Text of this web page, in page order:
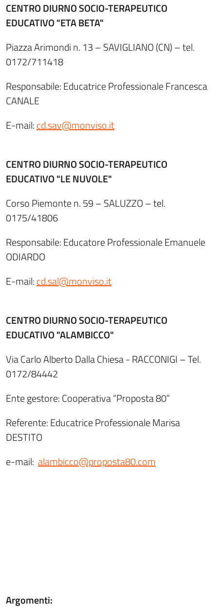
CENTRO DIURNO SOCIO-TERAPEUTICO
EDUCATIVO "ETA BETA"
Piazza Arimondi n. 13 – SAVIGLIANO (CN) – tel.
0172/711418
Responsabile: Educatrice Professionale Francesca
CANALE
E-mail:cd.sav@monviso.it
CENTRO DIURNO SOCIO-TERAPEUTICO
EDUCATIVO "LE NUVOLE"
Corso Piemonte n. 59 – SALUZZO – tel.
0175/41806
Responsabile: Educatore Professionale Emanuele
ODIARDO
E-mail:cd.sal@monviso.it
CENTRO DIURNO SOCIO-TERAPEUTICO
EDUCATIVO "ALAMBICCO"
Via Carlo Alberto Dalla Chiesa - RACCONIGI – Tel.
0172/84442
Ente gestore: Cooperativa “Proposta 80”
Referente: Educatrice Professionale Marisa
DESTITO
e-mail: alambicco@proposta80.com
Argomenti: